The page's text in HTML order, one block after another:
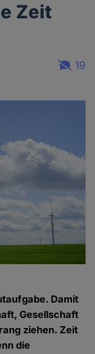
Zeit
19
Damit
Gesellschaft
ziehen. Zeit
die